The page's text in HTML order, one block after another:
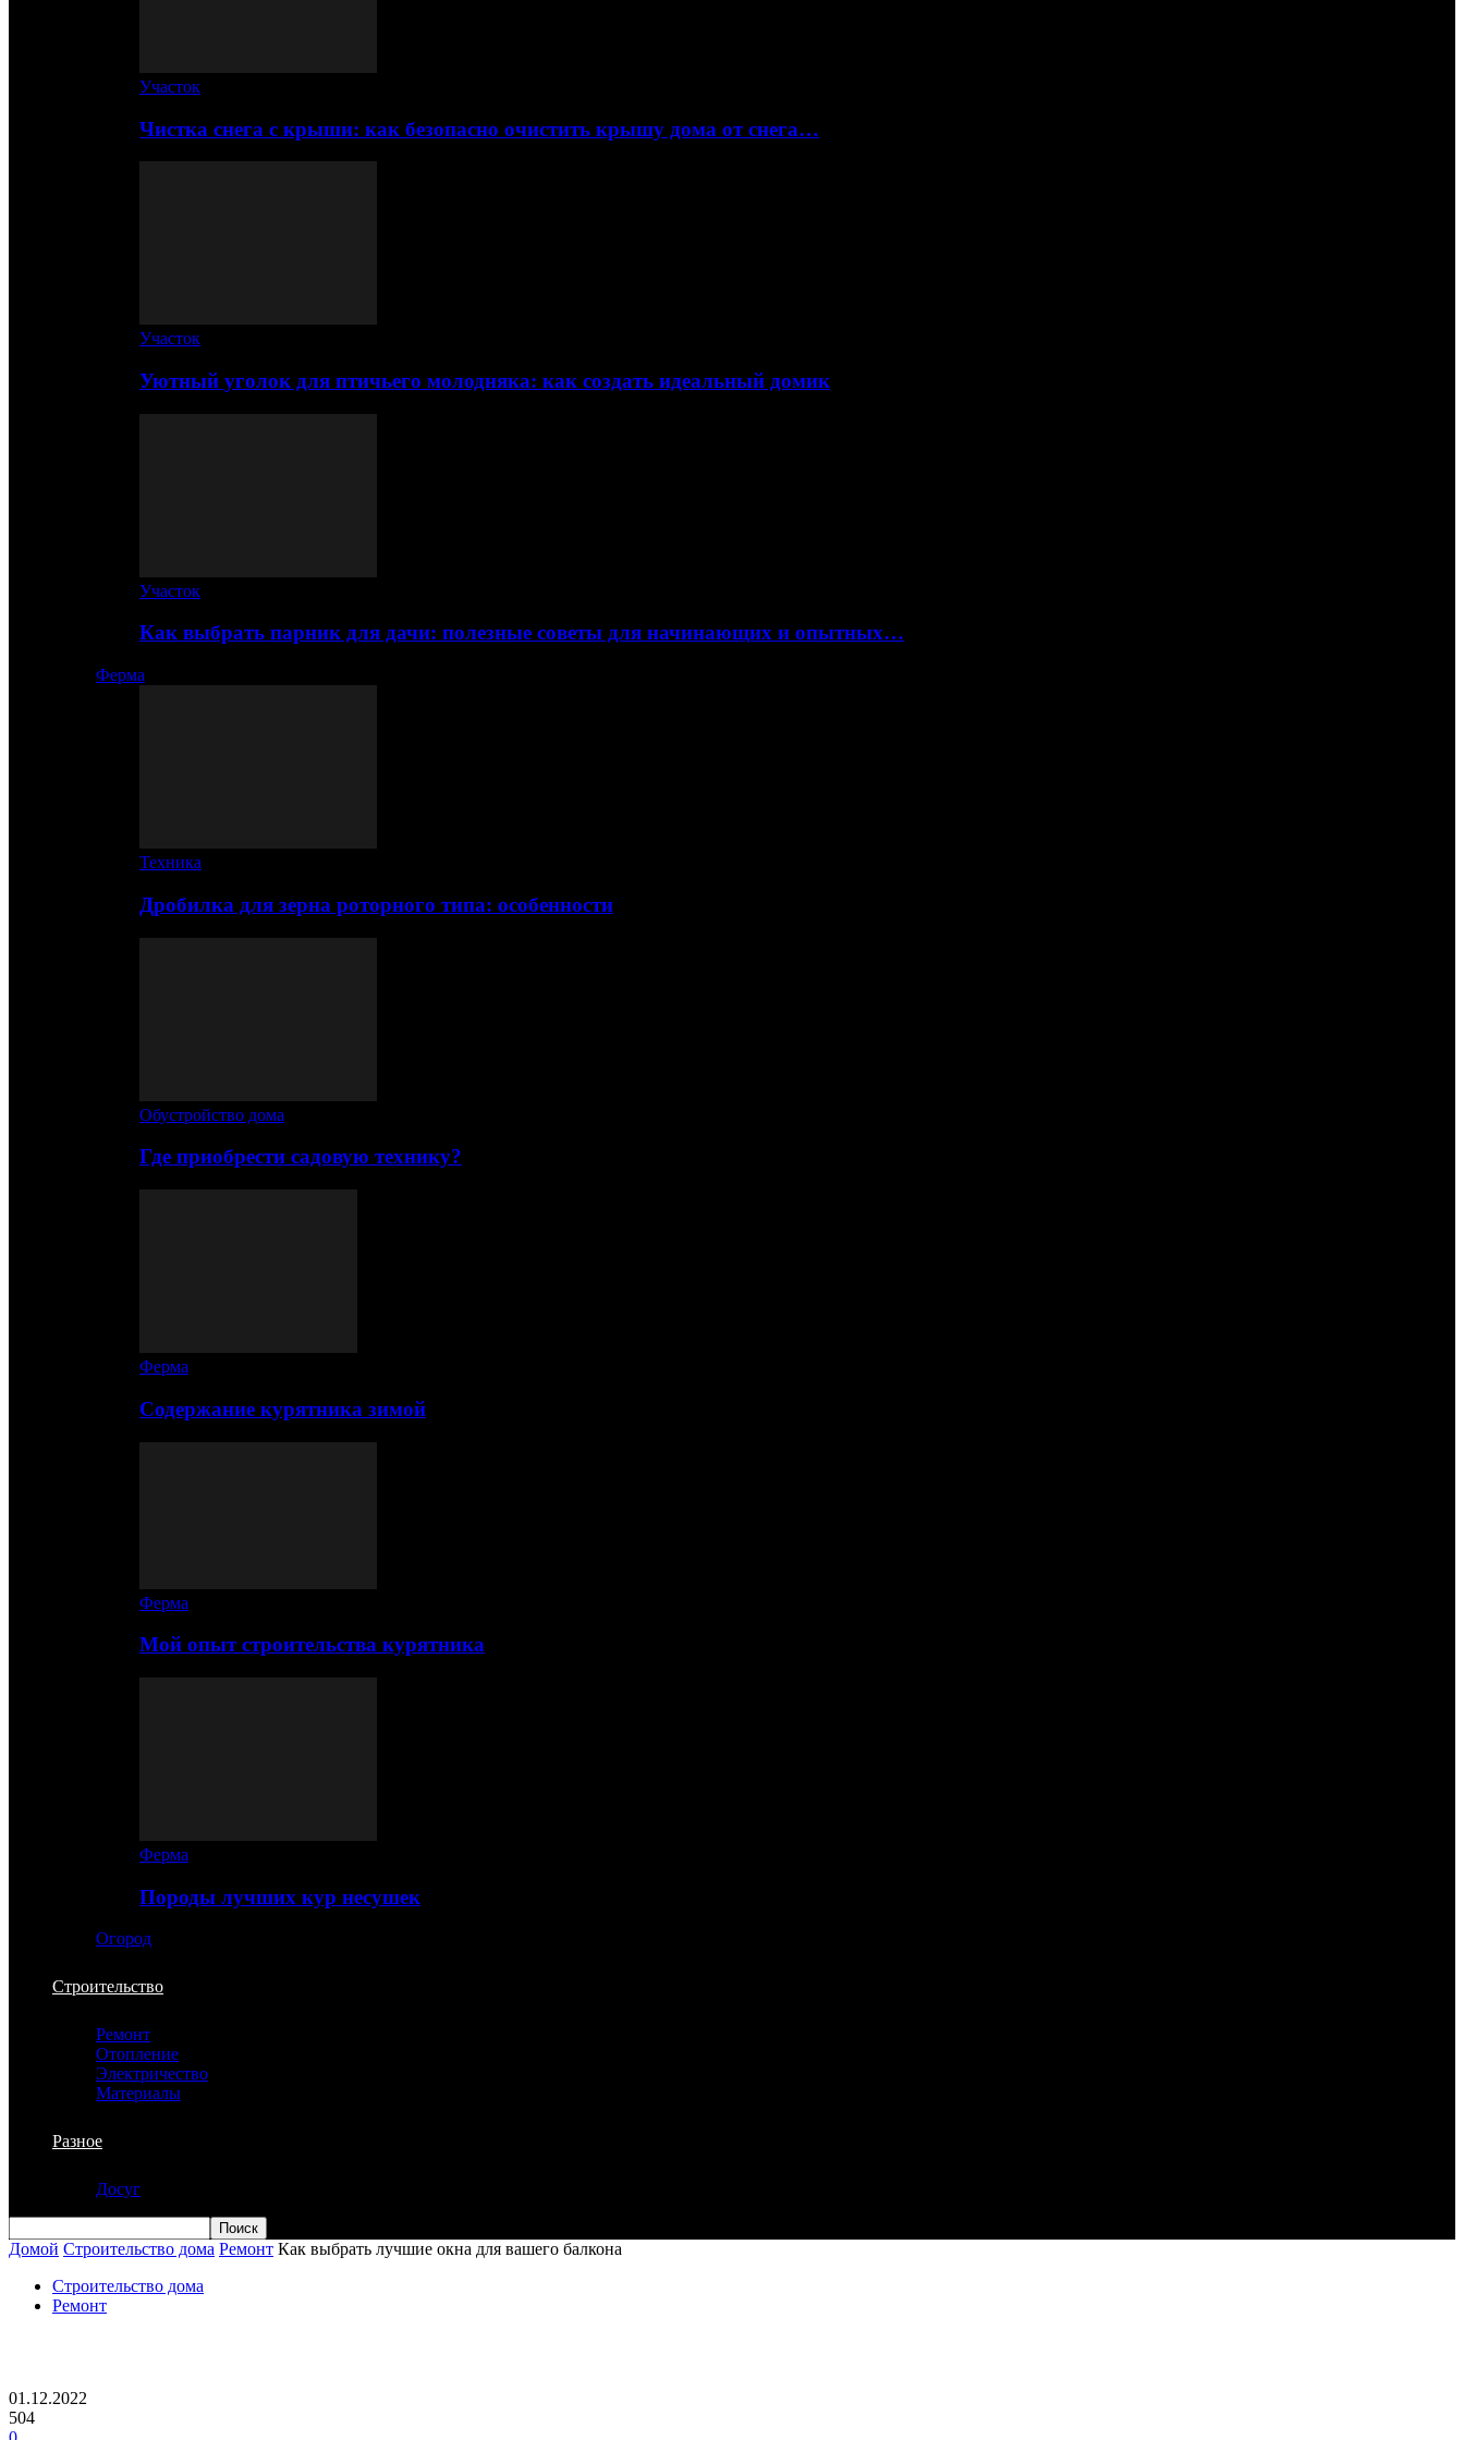
Участок
Чистка снега с крыши: как безопасно очистить крышу дома от снега…
Участок
Уютный уголок для птичьего молодняка: как создать идеальный домик
Участок
Как выбрать парник для дачи: полезные советы для начинающих и опытных…
Ферма
Техника
Дробилка для зерна роторного типа: особенности
Обустройство дома
Где приобрести садовую технику?
Ферма
Содержание курятника зимой
Ферма
Мой опыт строительства курятника
Ферма
Породы лучших кур несушек
Огород
Строительство
Ремонт
Отопление
Электричество
Материалы
Разное
Досуг
Домой Строительство дома Ремонт Как выбрать лучшие окна для вашего балкона
Строительство дома
Ремонт
01.12.2022
504